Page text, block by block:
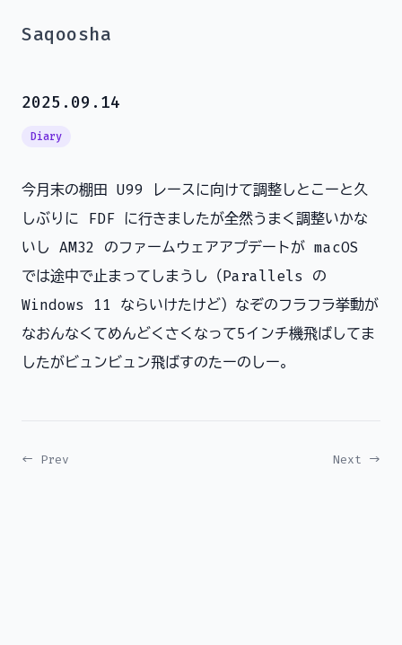
Saqoosha
2025.09.14
Diary
今月末の棚田 U99 レースに向けて調整しとこーと久
しぶりに FDF に行きましたが全然うまく調整いかな
いし AM32 のファームウェアアプデートが macOS
では途中で止まってしまうし（Parallels の
Windows 11 ならいけたけど）なぞのフラフラ挙動が
なおんなくてめんどくさくなって5インチ機飛ばしてま
したがビュンビュン飛ばすのたーのしー。
← Prev Next →